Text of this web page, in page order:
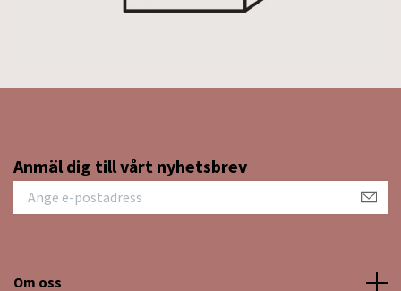
Anmäl dig till vårt nyhetsbrev
Om oss